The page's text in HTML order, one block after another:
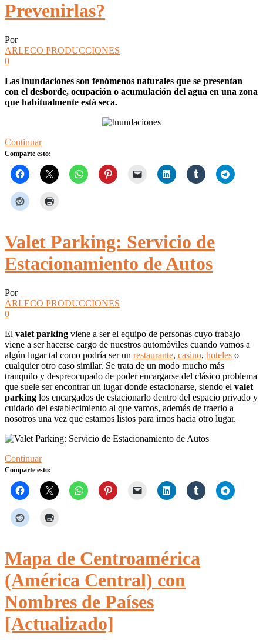
Prevenirlas?
Por
ARLECO PRODUCCIONES
0
Las inundaciones son fenómenos naturales que se presentan
con el desborde, ocupación o acumulación del agua en una zona
que habitualmente está seca.
Continuar
Comparte esto:
Valet Parking: Servicio de
Estacionamiento de Autos
Por
ARLECO PRODUCCIONES
0
El valet parking viene a ser el equipo de personas cuyo trabajo
viene a ser hacerse cargo de nuestros automóviles cuando vamos a
algún lugar tal como podría ser un restaurante, casino, hoteles o
cualquier otro caso similar. Se trata de un modo mucho más
tranquilo y despreocupado de poder encargarse del clásico problema
que suele ser encontrar un lugar donde estacionarse, siendo el valet
parking los encargados de estacionarlo dentro del espacio privado y
cuidado del establecimiento al que vamos, además de traerlo a
nosotros una vez que estamos listos para irnos hacia otro lugar.
Continuar
Comparte esto:
Mapa de Centroamérica
(América Central) con
Nombres de Países
[Actualizado]